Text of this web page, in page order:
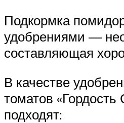
Подкормка
удобрениями —
составляющая
В качестве
томатов «Гордость
подходят: